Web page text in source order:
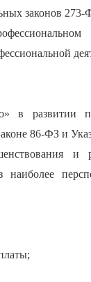
законов
в развитии
86-ФЗ и
и
наиболее